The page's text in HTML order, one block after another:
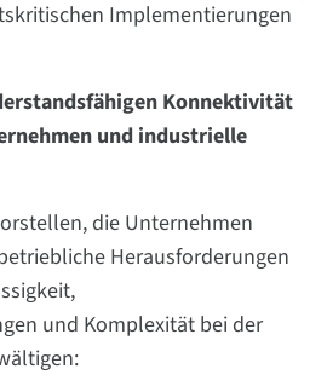
Implementierungen
Konnektivität
und industrielle
die Unternehmen
Herausforderungen
und Komplexität bei der